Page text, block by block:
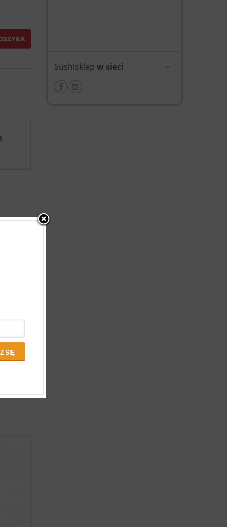
roku.
w pełni
Sushisklep w sieci